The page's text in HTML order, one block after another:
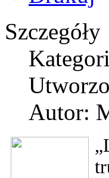
Szczegóły
Autor: